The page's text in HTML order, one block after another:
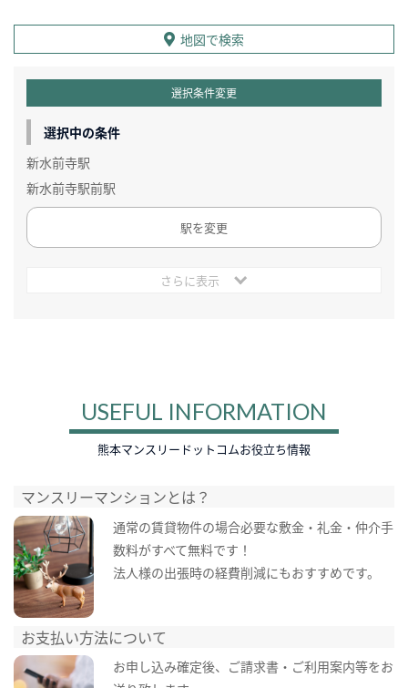
地図で検索
選択条件変更
選択中の条件
新水前寺駅
新水前寺駅前駅
駅を変更
さらに表示
USEFUL INFORMATION
熊本マンスリードットコムお役立ち情報
マンスリーマンションとは？
通常の賃貸物件の場合必要な敷金・礼金・仲介手
数料がすべて無料です！
法人様の出張時の経費削減にもおすすめです。
お支払い方法について
お申し込み確定後、ご請求書・ご利用案内等をお